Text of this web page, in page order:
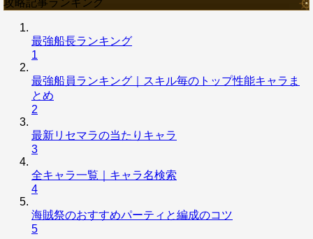
攻略記事ランキング
最強船長ランキング
1
最強船員ランキング｜スキル毎のトップ性能キャラま
とめ
2
最新リセマラの当たりキャラ
3
全キャラ一覧｜キャラ名検索
4
海賊祭のおすすめパーティと編成のコツ
5